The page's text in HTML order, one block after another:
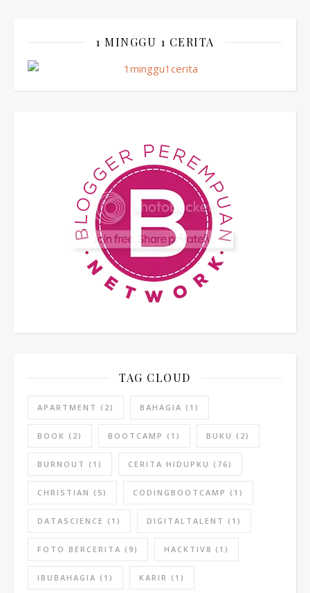
1 MINGGU 1 CERITA
TAG CLOUD
APARTMENT (2) BAHAGIA (1)
BOOK (2) BOOTCAMP (1) BUKU (2)
BURNOUT (1) CERITA HIDUPKU (76)
CHRISTIAN (5) CODINGBOOTCAMP (1)
DATASCIENCE (1) DIGITALTALENT (1)
FOTO BERCERITA (9) HACKTIV8 (1)
IBUBAHAGIA (1) KARIR (1)